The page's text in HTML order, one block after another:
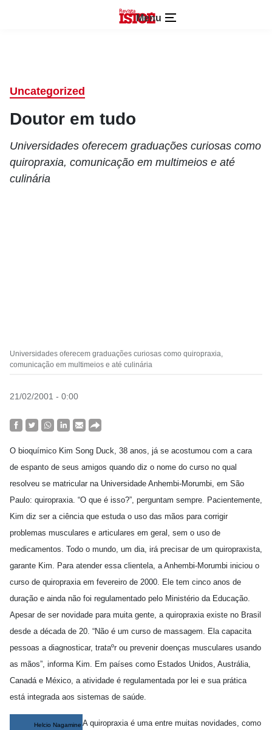
Menu
Uncategorized
Doutor em tudo
Universidades oferecem graduações curiosas como
quiropraxia, comunicação em multimeios e até
culinária
Universidades oferecem graduações curiosas como quiropraxia,
comunicação em multimeios e até culinária
21/02/2001 - 0:00
O bioquímico Kim Song Duck, 38 anos, já se acostumou com a cara
de espanto de seus amigos quando diz o nome do curso no qual
resolveu se matricular na Universidade Anhembi-Morumbi, em São
Paulo: quiropraxia. “O que é isso?”, perguntam sempre. Pacientemente,
Kim diz ser a ciência que estuda o uso das mãos para corrigir
problemas musculares e articulares em geral, sem o uso de
medicamentos. Todo o mundo, um dia, irá precisar de um quiropraxista,
garante Kim. Para atender essa clientela, a Anhembi-Morumbi iniciou o
curso de quiropraxia em fevereiro de 2000. Ele tem cinco anos de
duração e ainda não foi regulamentado pelo Ministério da Educação.
Apesar de ser novidade para muita gente, a quiropraxia existe no Brasil
desde a década de 20. “Não é um curso de massagem. Ela capacita
pessoas a diagnosticar, trataºr ou prevenir doenças musculares usando
as mãos”, informa Kim. Em países como Estados Unidos, Austrália,
Canadá e México, a atividade é regulamentada por lei e sua prática
está integrada aos sistemas de saúde.
Helcio Nagamine A quiropraxia é uma entre muitas novidades, como